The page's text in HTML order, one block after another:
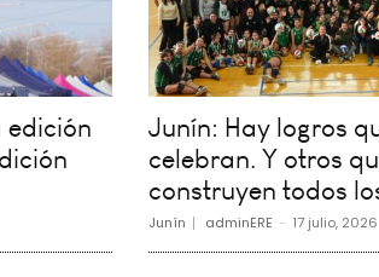
edición
Junín: Hay logros
celebran. Y otros
construyen todos
Junín adminERE - 17 julio, 2026